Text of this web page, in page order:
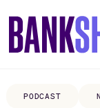
PODCAST